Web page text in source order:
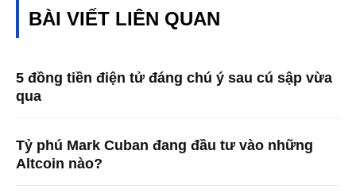
BÀI VIẾT LIÊN QUAN
5 đồng tiền điện tử đáng chú ý sau cú sập vừa
qua
Tỷ phú Mark Cuban đang đầu tư vào những
Altcoin nào?